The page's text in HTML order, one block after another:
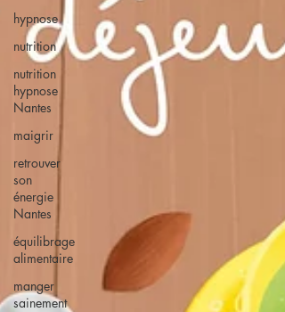
hypnose
nutrition
nutrition
hypnose
Nantes
maigrir
retrouver
son
énergie
Nantes
équilibrage
alimentaire
manger
sainement